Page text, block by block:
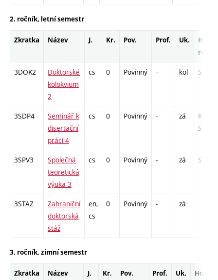
2. ročník, letní semestr
Zkratka Název J. Kr. Pov. Prof. Uk.
Hod.
3DOK2
Doktorské
kolokvium
2
cs 0 Povinný - kol S - 6
3SDP4
Seminář k
disertační
práci 4
cs 0 Povinný - zá
K - 6 /
S - 6
3SPV3
Společná
teoretická
výuka 3
cs 0 Povinný - zá S - 12
3STAZ
Zahraniční
doktorská
stáž
en,
cs
0 Povinný - zá
3. ročník, zimní semestr
Zkratka Název J. Kr. Pov. Prof. Uk.
Hod.